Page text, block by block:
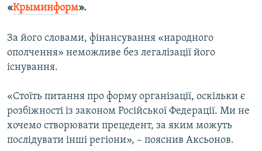
«Крыминформ».
За його словами, фінансування «народного
ополчення» неможливе без легалізації його
існування.
«Стоїть питання про форму організації, оскільки є
розбіжності із законом Російської Федерації. Ми не
хочемо створювати прецедент, за яким можуть
послідувати інші регіони», – пояснив Аксьонов.